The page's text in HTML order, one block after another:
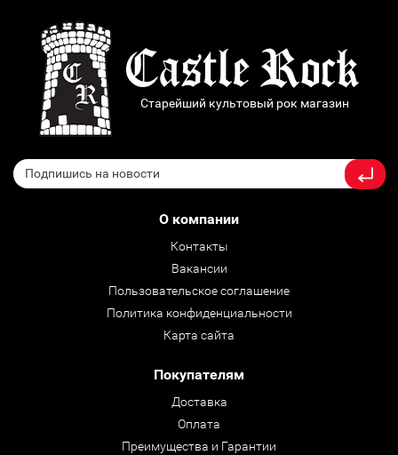
Старейший культовый рок магазин
О компании
Контакты
Вакансии
Пользовательское соглашение
Политика конфиденциальности
Карта сайта
Покупателям
Доставка
Оплата
Преимущества и Гарантии